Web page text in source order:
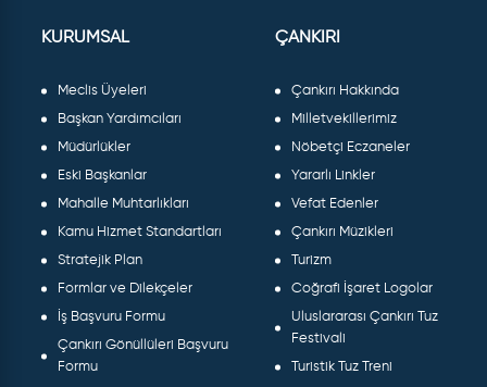
KURUMSAL
Meclis Üyeleri
Başkan Yardımcıları
Müdürlükler
Eski Başkanlar
Mahalle Muhtarlıkları
Kamu Hizmet Standartları
Stratejik Plan
Formlar ve Dilekçeler
İş Başvuru Formu
Çankırı Gönüllüleri Başvuru
Formu
ÇANKIRI
Çankırı Hakkında
Milletvekillerimiz
Nöbetçi Eczaneler
Yararlı Linkler
Vefat Edenler
Çankırı Müzikleri
Turizm
Coğrafi İşaret Logolar
Uluslararası Çankırı Tuz
Festivali
Turistik Tuz Treni